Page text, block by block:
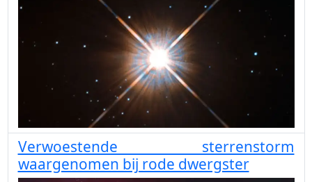
Verwoestende sterrenstorm
waargenomen bij rode dwergster